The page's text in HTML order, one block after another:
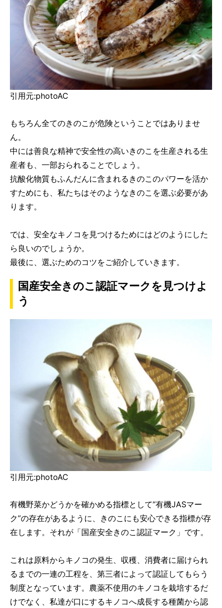
引用元:photoAC
もちろん全てのきのこが危険ということではありませ
ん。
中には善良な精神で安全性の高いきのこを生産される生
産者も、一部おられることでしょう。
抗酸化物質もふんだんに含まれるきのこのパワーを活か
すためにも、私たちはそのようなきのこを選ぶ必要があ
ります。
では、安全なキノコを見つけるためにはどのようにした
ら良いのでしょうか。
最後に、選ぶためのコツをご紹介していきます。
国産安全きのこ認証マークを見つけよ
う
引用元:photoAC
有機野菜かどうかを確かめる指標として”有機JASマー
ク”の存在があるように、きのこにも安心できる指標が存
在します。それが「国産安全きのこ認証マーク」です。
これは原料からキノコの発生、収穫、消費者に届けられ
るまでの一連の工程を、第三者によって認証してもらう
制度となっています。農薬不使用のキノコを栽培するだ
けでなく、私達が口にするキノコへ成長する種菌から認